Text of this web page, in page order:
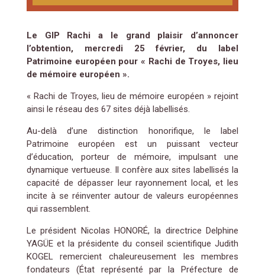
Le GIP Rachi a le grand plaisir d’annoncer
l’obtention, mercredi 25 février, du label
Patrimoine européen pour « Rachi de Troyes, lieu
de mémoire européen ».
« Rachi de Troyes, lieu de mémoire européen » rejoint
ainsi le réseau des 67 sites déjà labellisés.
Au-delà d’une distinction honorifique, le label
Patrimoine européen est un puissant vecteur
d’éducation, porteur de mémoire, impulsant une
dynamique vertueuse. Il confère aux sites labellisés la
capacité de dépasser leur rayonnement local, et les
incite à se réinventer autour de valeurs européennes
qui rassemblent.
Le président Nicolas HONORÉ, la directrice Delphine
YAGÜE et la présidente du conseil scientifique Judith
KOGEL remercient chaleureusement les membres
fondateurs (État représenté par la Préfecture de